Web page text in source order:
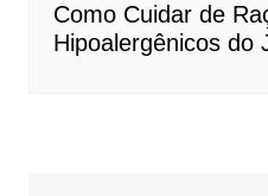
Como Cuidar de
Hipoalergênicos do